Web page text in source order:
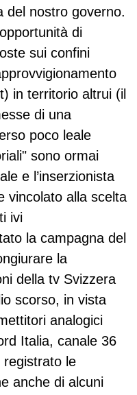
del nostro governo.
di
sui confini
in territorio altrui (il
di una
poco leale
sono ormai
e l’inserzionista
vincolato alla scelta
ivi
la campagna del
la
della tv Svizzera
scorso, in vista
analogici
Italia, canale 36
registrato le
anche di alcuni